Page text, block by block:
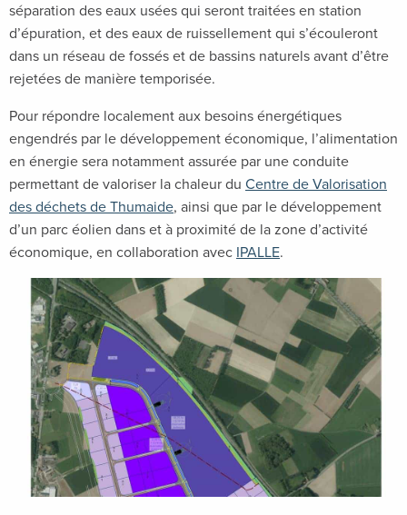
séparation des eaux usées qui seront traitées en station
d’épuration, et des eaux de ruissellement qui s’écouleront
dans un réseau de fossés et de bassins naturels avant d’être
rejetées de manière temporisée.
Pour répondre localement aux besoins énergétiques
engendrés par le développement économique, l’alimentation
en énergie sera notamment assurée par une conduite
permettant de valoriser la chaleur du Centre de Valorisation
des déchets de Thumaide, ainsi que par le développement
d’un parc éolien dans et à proximité de la zone d’activité
économique, en collaboration avec IPALLE.